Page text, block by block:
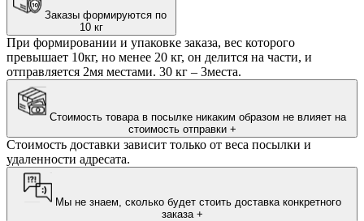
Заказы формируются по
10 кг
При формировании и упаковке заказа, вес которого
превышает 10кг, но менее 20 кг, он делится на части, и
отправляется 2мя местами. 30 кг – 3места.
стоимость отправки +
Стоимость доставки зависит только от веса посылки и
удаленности адресата.
Мы не знаем, сколько будет стоить доставка конкретного
заказа +